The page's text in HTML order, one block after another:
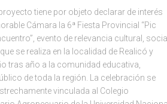
tiene por objeto declarar de interés
Cámara la 6ª Fiesta Provincial “Pic
evento de relevancia cultural, social
se realiza en la localidad de Realicó y
tras año a la comunidad educativa,
de toda la región. La celebración se
vinculada al Colegio